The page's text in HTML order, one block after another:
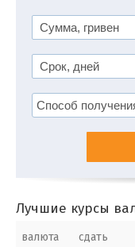
Лучшие курсы
валюта сдать